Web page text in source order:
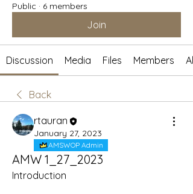
Public · 6 members
Join
Discussion Media Files Members
Back
rtauran
January 27, 2023
AMSWOP Admin
AMW 1_27_2023
Introduction